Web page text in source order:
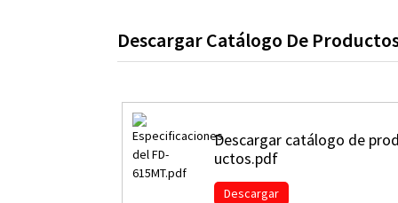
Descargar Catálogo De
Descargar catálogo de
uctos.pdf
Descargar